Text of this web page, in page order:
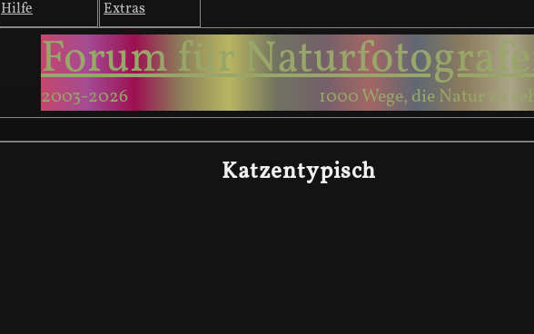
Hilfe Extras
Forum für
2003-2026 1000 Wege, die Natur zu
Katzentypisch